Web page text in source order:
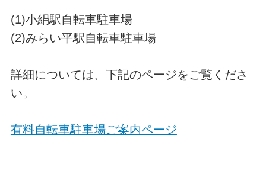
(1)小絹駅自転車駐車場
(2)みらい平駅自転車駐車場
詳細については、下記のページをご覧くださ
い。
有料自転車駐車場ご案内ページ